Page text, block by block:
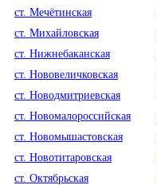
ст. Мечётинская
ст. Михайловская
ст. Нижнебаканская
ст. Нововеличковская
ст. Новодмитриевская
ст. Новомалороссийская
ст. Новомышастовская
ст. Новотитаровская
ст. Октябрьская